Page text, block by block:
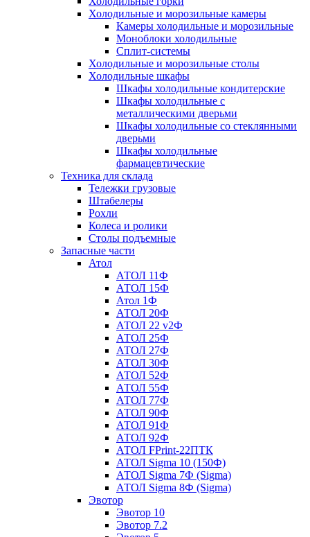
Холодильные и морозильные камеры
Камеры холодильные и морозильные
Моноблоки холодильные
Сплит-системы
Холодильные и морозильные столы
Холодильные шкафы
Шкафы холодильные кондитерские
Шкафы холодильные с
металлическими дверьми
Шкафы холодильные со стеклянными
дверьми
Шкафы холодильные
фармацевтические
Техника для склада
Тележки грузовые
Штабелеры
Рохли
Колеса и ролики
Столы подъемные
Запасные части
Атол
АТОЛ 11Ф
АТОЛ 15Ф
Атол 1Ф
АТОЛ 20Ф
АТОЛ 22 v2Ф
АТОЛ 25Ф
АТОЛ 27Ф
АТОЛ 30Ф
АТОЛ 52Ф
АТОЛ 55Ф
АТОЛ 77Ф
АТОЛ 90Ф
АТОЛ 91Ф
АТОЛ 92Ф
АТОЛ FPrint-22ПТК
АТОЛ Sigma 10 (150Ф)
АТОЛ Sigma 7Ф (Sigma)
АТОЛ Sigma 8Ф (Sigma)
Эвотор
Эвотор 10
Эвотор 7.2